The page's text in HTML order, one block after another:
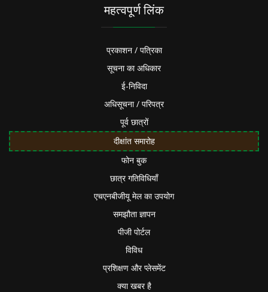
महत्वपूर्ण लिंक
प्रकाशन / पत्रिका
सूचना का अधिकार
ई-निविदा
अधिसूचना / परिपत्र
पूर्व छात्रों
दीक्षांत समारोह
फोन बुक
छात्र गतिविधियाँ
एचएनबीजीयू मेल का उपयोग
समझौता ज्ञापन
पीजी पोर्टल
विविध
प्रशिक्षण और प्लेसमेंट
क्या खबर है